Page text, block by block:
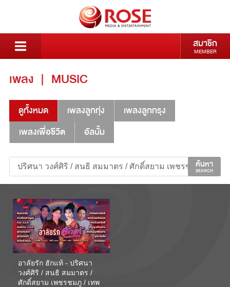
สมาชิก
MEMBER
เพลง | MUSIC
ดูทั้งหมด เพลงลูกทุ่ง
เพลงลูกกรุง
เพลงเพื่อชีวิต
อัลบั้ม
ค้นหา
SEARCH
อาลัยรัก ฮักแท้ - ปริศนา
วงศ์ศิริ / สนธิ สมมาตร /
ศักดิ์สยาม เพชรชมภู / เทพ